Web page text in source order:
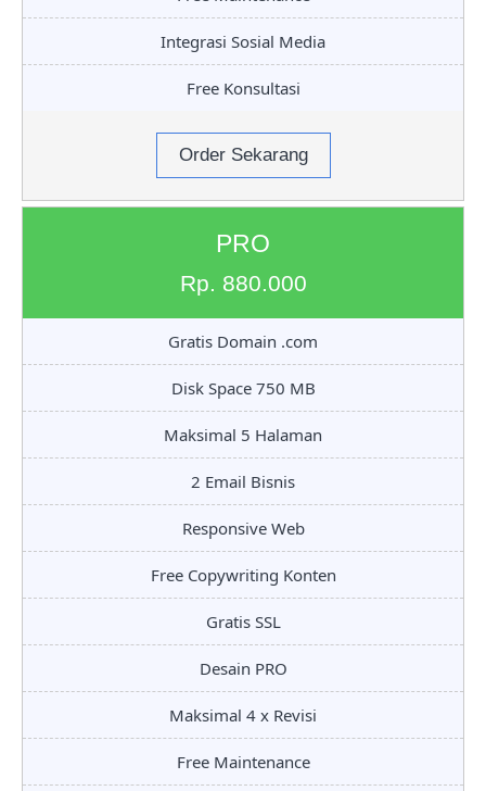
Integrasi Sosial Media
Free Konsultasi
Order Sekarang
PRO
Rp. 880.000
Gratis Domain .com
Disk Space 750 MB
Maksimal 5 Halaman
2 Email Bisnis
Responsive Web
Free Copywriting Konten
Gratis SSL
Desain PRO
Maksimal 4 x Revisi
Free Maintenance